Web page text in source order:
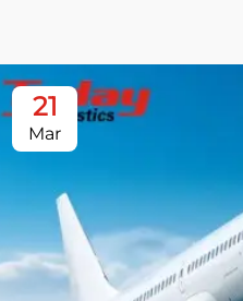
21
Mar